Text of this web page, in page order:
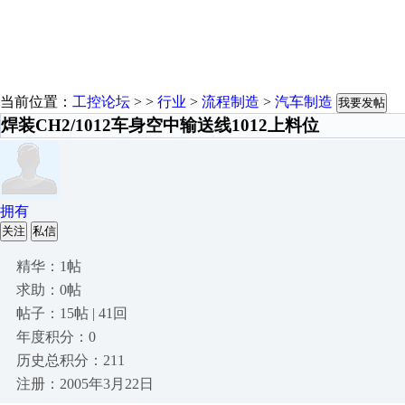
当前位置： 工控论坛 > > 行业 > 流程制造 > 汽车制造 我要发帖
焊装CH2/1012车身空中输送线1012上料位
拥有
关注 私信
精华：1帖
求助：0帖
帖子：15帖 | 41回
年度积分：0
历史总积分：211
注册：2005年3月22日